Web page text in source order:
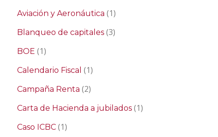
Aviación y Aeronáutica (1)
Blanqueo de capitales (3)
BOE (1)
Calendario Fiscal (1)
Campaña Renta (2)
Carta de Hacienda a jubilados (1)
Caso ICBC (1)